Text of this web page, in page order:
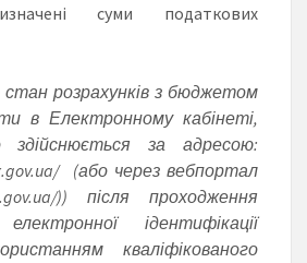
суми податкових
розрахунків з бюджетом
в Електронному кабінеті,
здійснюється за адресою:
(або через вебпортал
)) після проходження
ідентифікації
кваліфікованого